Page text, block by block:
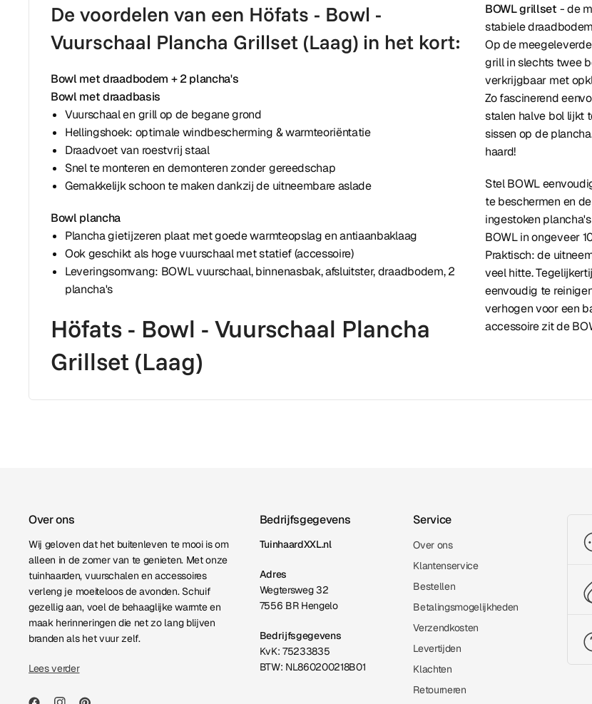
De voordelen van een Höfats - Bowl -
Vuurschaal Plancha Grillset (Laag) in het kort:
Bowl met draadbodem + 2 plancha's
Bowl met draadbasis
Vuurschaal en grill op de begane grond
Hellingshoek: optimale windbescherming & warmteoriëntatie
Draadvoet van roestvrij staal
Snel te monteren en demonteren zonder gereedschap
Gemakkelijk schoon te maken dankzij de uitneembare aslade
Bowl plancha
Plancha gietijzeren plaat met goede warmteopslag en antiaanbaklaag
Ook geschikt als hoge vuurschaal met statief (accessoire)
Leveringsomvang: BOWL vuurschaal, binnenasbak, afsluitster, draadbodem, 2
plancha's
Höfats - Bowl - Vuurschaal Plancha
Grillset (Laag)
BOWL grillset - de
stabiele
Op de
grill in slechts twee
verkrijgbaar met
Zo fascinerend
stalen halve bol lijkt
sissen op de
haard!
Stel BOWL
te beschermen en
ingestoken
BOWL in ongeveer
Praktisch: de
veel hitte.
eenvoudig te
verhogen voor een
accessoire zit de
Over ons
Wij geloven dat het buitenleven te mooi is om
alleen in de zomer van te genieten. Met onze
tuinhaarden, vuurschalen en accessoires
verleng je moeiteloos de avonden. Schuif
gezellig aan, voel de behaaglijke warmte en
maak herinneringen die net zo lang blijven
branden als het vuur zelf.
Lees verder
Bedrijfsgegevens
TuinhaardXXL.nl
Adres
Wegtersweg 32
7556 BR Hengelo
Bedrijfsgegevens
KvK: 75233835
BTW: NL860200218B01
Service
Over ons
Klantenservice
Bestellen
Betalingsmogelijkheden
Verzendkosten
Levertijden
Klachten
Retourneren